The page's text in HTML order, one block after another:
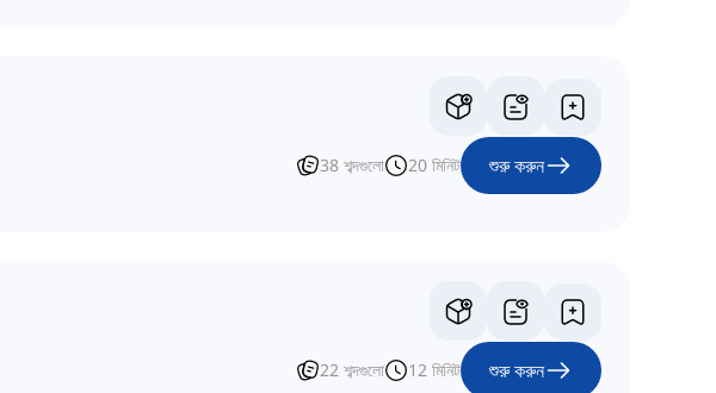
38 শব্দগুলো 20 মিনিট শুরু করুন
22 শব্দগুলো 12 মিনিট শুরু করুন